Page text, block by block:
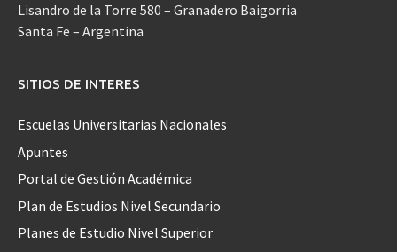
Lisandro de la Torre 580 – Granadero Baigorria
Santa Fe – Argentina
SITIOS DE INTERES
Escuelas Universitarias Nacionales
Apuntes
Portal de Gestión Académica
Plan de Estudios Nivel Secundario
Planes de Estudio Nivel Superior